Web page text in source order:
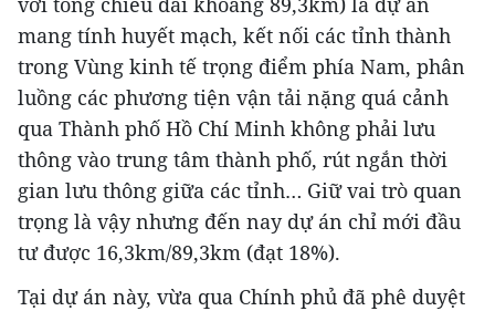
mang tính huyết mạch, kết nối các tỉnh thành
trong Vùng kinh tế trọng điểm phía Nam, phân
luồng các phương tiện vận tải nặng quá cảnh
qua Thành phố Hồ Chí Minh không phải lưu
thông vào trung tâm thành phố, rút ngắn thời
gian lưu thông giữa các tỉnh… Giữ vai trò quan
trọng là vậy nhưng đến nay dự án chỉ mới đầu
tư được 16,3km/89,3km (đạt 18%).
Tại dự án này, vừa qua Chính phủ đã phê duyệt